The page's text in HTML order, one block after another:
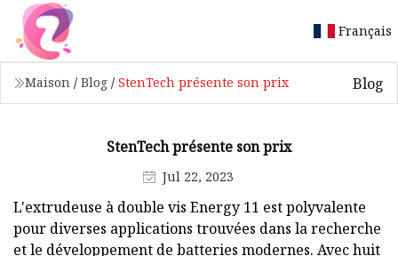
Français
Maison / Blog / StenTech présente son prix Blog
StenTech présente son prix
Jul 22, 2023
L'extrudeuse à double vis Energy 11 est polyvalente
pour diverses applications trouvées dans la recherche
et le développement de batteries modernes. Avec huit